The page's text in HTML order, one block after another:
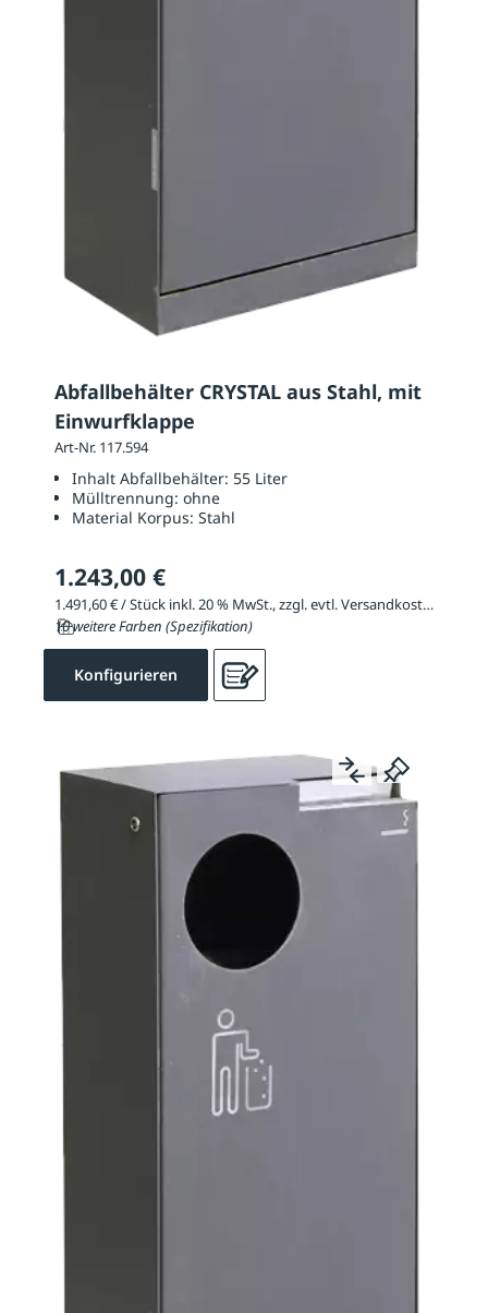
Abfallbehälter CRYSTAL aus Stahl, mit
Einwurfklappe
Art-Nr. 117.594
Inhalt Abfallbehälter: 55 Liter
Mülltrennung: ohne
Material Korpus: Stahl
1.243,00 €
1.491,60 € / Stück inkl. 20 % MwSt., zzgl. evtl. Versandkosten
10 weitere Farben (Spezifikation)
Konfigurieren